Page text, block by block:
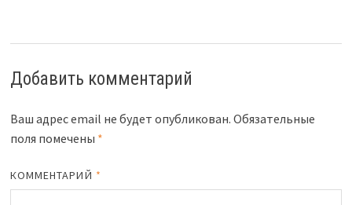
Добавить комментарий
Ваш адрес email не будет опубликован. Обязательные
поля помечены *
КОММЕНТАРИЙ *